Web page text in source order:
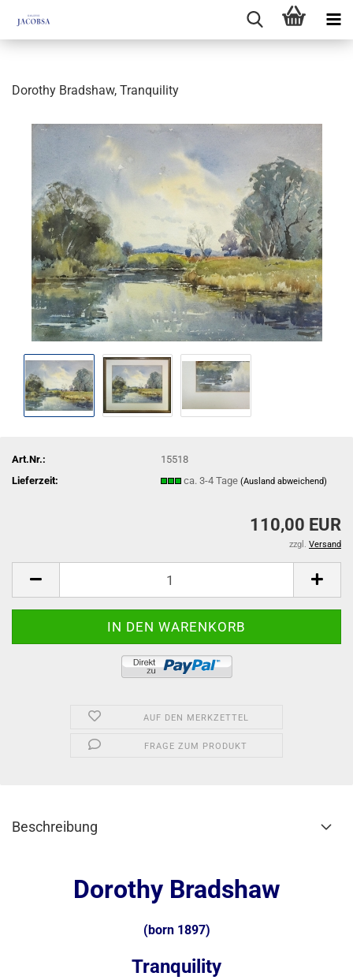
Dorothy Bradshaw, Tranquility
Art.Nr.:
15518
Lieferzeit:
ca. 3-4 Tage(Ausland abweichend)
110,00 EUR
zzgl. Versand
AUF DEN MERKZETTEL
FRAGE ZUM PRODUKT
Beschreibung
Dorothy Bradshaw
(born 1897)
Tranquility